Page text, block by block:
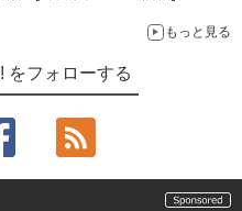
もっと見る
をフォローする